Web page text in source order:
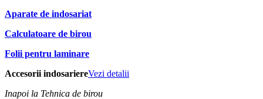
Aparate de indosariat
Calculatoare de birou
Folii pentru laminare
Accesorii indosariereVezi detalii
Inapoi la Tehnica de birou